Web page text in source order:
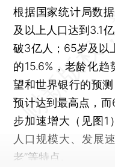
根据国家统计局数
及以上人口达到3.1
破3亿人；65岁及以
的15.6%，老龄化
望和世界银行的预
预计达到最高点，
步加速增大（见图1
人口规模大、发展
老”等特点。